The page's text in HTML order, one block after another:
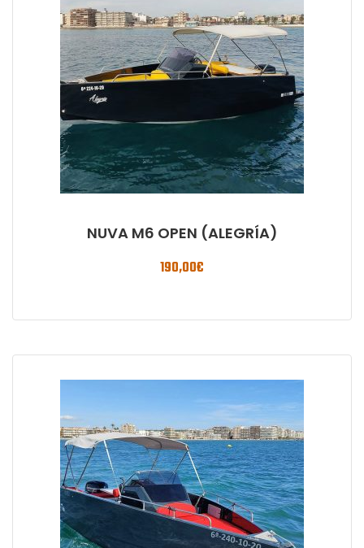
NUVA M6 OPEN (ALEGRÍA)
190,00€